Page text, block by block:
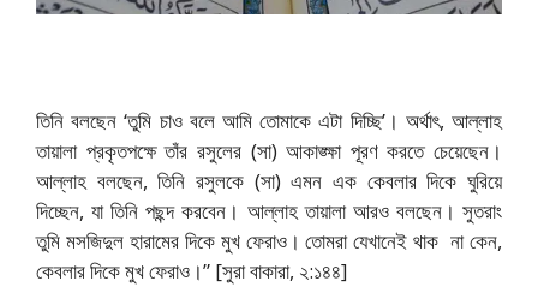
তিনি বলছেন ‘তুমি চাও বলে আমি তোমাকে এটা দিচ্ছি’। অর্থাৎ, আল্লাহ
তায়ালা প্রকৃতপক্ষে তাঁর রসুলের (সা) আকাঙ্ক্ষা পূরণ করতে চেয়েছেন।
আল্লাহ বলছেন, তিনি রসুলকে (সা) এমন এক কেবলার দিকে ঘুরিয়ে
দিচ্ছেন, যা তিনি পছন্দ করবেন। আল্লাহ তায়ালা আরও বলছেন। সুতরাং
তুমি মসজিদুল হারামের দিকে মুখ ফেরাও। তোমরা যেখানেই থাক না কেন,
কেবলার দিকে মুখ ফেরাও।” [সুরা বাকারা, ২:১৪৪]